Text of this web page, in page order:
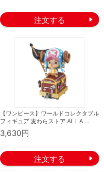
【ワンピース】ワールドコレクタブル
フィギュア 麦わらストア ALL A …
3,630円